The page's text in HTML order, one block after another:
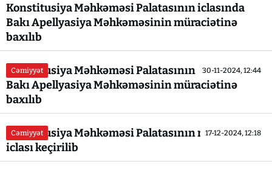
Konstitusiya Məhkəməsi Palatasının iclasında
Bakı Apellyasiya Məhkəməsinin müraciətinə
baxılıb
Cəmiyyət 30-11-2024, 12:44
Konstitusiya Məhkəməsi Palatasının iclasında
Bakı Apellyasiya Məhkəməsinin müraciətinə
baxılıb
Cəmiyyət 17-12-2024, 12:18
Konstitusiya Məhkəməsi Palatasının növbəti
iclası keçirilib